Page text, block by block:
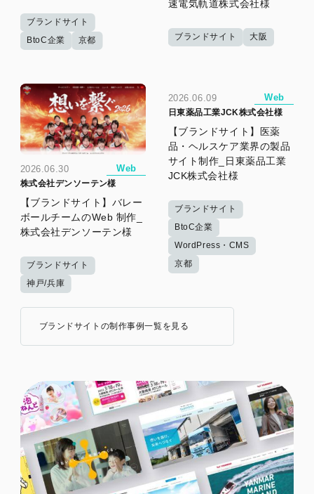
ブランドサイト
BtoC企業
京都
速電気軌道株式会社様
ブランドサイト 大阪
2026.06.30 Web
株式会社デンソーテン様
【ブランドサイト】バレー
ボールチームのWeb 制作_
株式会社デンソーテン様
ブランドサイト
神戸/兵庫
2026.06.09 Web
日東薬品工業JCK株式会社様
【ブランドサイト】医薬
品・ヘルスケア業界の製品
サイト制作_日東薬品工業
JCK株式会社様
ブランドサイト
BtoC企業
WordPress・CMS
京都
ブランドサイトの制作事例一覧を見る